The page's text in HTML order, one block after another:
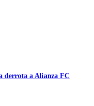
derrota a Alianza FC